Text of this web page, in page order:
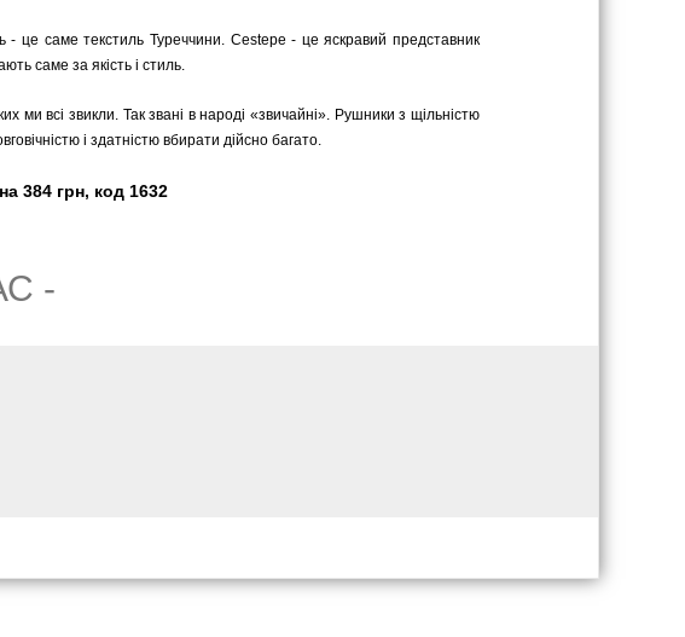
це саме текстиль Туреччини. Cestepe - це яскравий представник
саме за якість і стиль.
ми всі звикли. Так звані в народі «звичайні». Рушники з щільністю
і здатністю вбирати дійсно багато.
384 грн, код 1632
-